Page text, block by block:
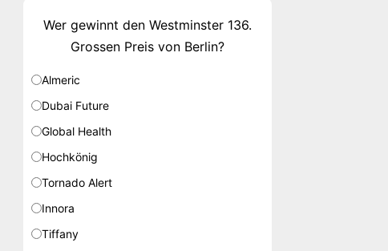
Wer gewinnt den Westminster 136.
Grossen Preis von Berlin?
Almeric
Dubai Future
Global Health
Hochkönig
Tornado Alert
Innora
Tiffany